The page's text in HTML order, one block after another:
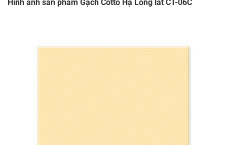
Hình ảnh sản phẩm Gạch Cotto Hạ Long lát CT-06C